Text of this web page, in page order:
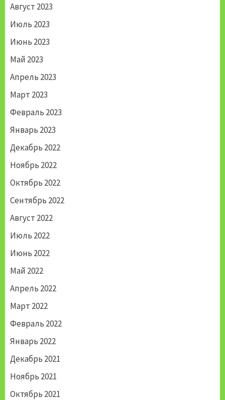
Август 2023
Июль 2023
Июнь 2023
Май 2023
Апрель 2023
Март 2023
Февраль 2023
Январь 2023
Декабрь 2022
Ноябрь 2022
Октябрь 2022
Сентябрь 2022
Август 2022
Июль 2022
Июнь 2022
Май 2022
Апрель 2022
Март 2022
Февраль 2022
Январь 2022
Декабрь 2021
Ноябрь 2021
Октябрь 2021